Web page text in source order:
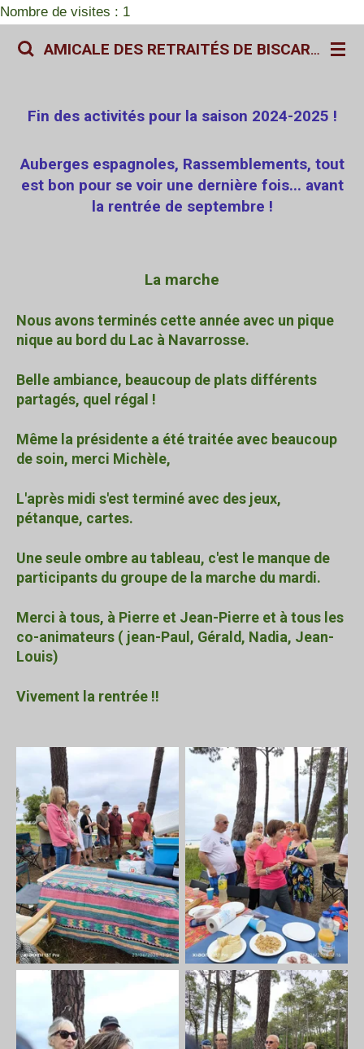
Nombre de visites : 1
Passer
au
AMICALE DES RETRAITÉS DE BISCARROSSE
Fin des activités pour la saison 2024-2025 !
Auberges espagnoles, Rassemblements, tout
est bon pour se voir une dernière fois... avant
la rentrée de septembre !
La marche
Nous avons terminés cette année avec un pique
nique au bord du Lac à Navarrosse.
Belle ambiance, beaucoup de plats différents
partagés, quel régal !
Même la présidente a été traitée avec beaucoup
de soin, merci Michèle,
L'après midi s'est terminé avec des jeux,
pétanque, cartes.
Une seule ombre au tableau, c'est le manque de
participants du groupe de la marche du mardi.
Merci à tous, à Pierre et Jean-Pierre et à tous les
co-animateurs ( jean-Paul, Gérald, Nadia, Jean-
Louis)
Vivement la rentrée !!